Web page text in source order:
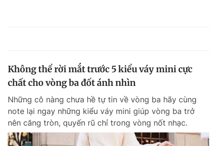
Không thể rời mắt trước 5 kiểu váy mini cực
chất cho vòng ba đốt ánh nhìn
Những cô nàng chưa hề tự tin về vòng ba hãy cùng
note lại ngay những kiểu váy mini giúp vòng ba trở
nên căng tròn, quyến rũ chỉ trong vòng nốt nhạc.